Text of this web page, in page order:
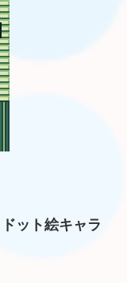
ット絵キャラ